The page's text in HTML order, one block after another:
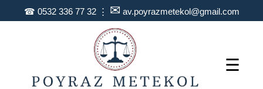
☎ 0532 336 77 32⋮ ✉ av.poyrazmetekol@gmail.com
☰